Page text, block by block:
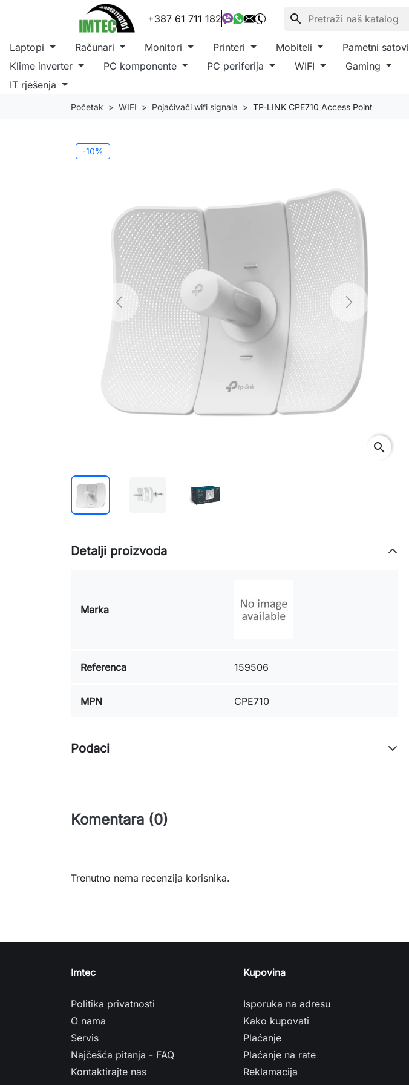
+387 61 711 182 search
Laptopi Računari Monitori Printeri Mobiteli Pametni satovi
Klime inverter
PC komponente PC periferija WIFI Gaming
IT rješenja
Početak WIFI Pojačivači wifi signala TP-LINK CPE710 Access Point
-10%
Previous Next
search
Detalji proizvoda
Marka
Referenca 159506
MPN CPE710
Podaci
Komentara (0)
Trenutno nema recenzija korisnika.
Imtec
Politika privatnosti
O nama
Servis
Najčešća pitanja - FAQ
Kontaktirajte nas
Kupovina
Isporuka na adresu
Kako kupovati
Plaćanje
Plaćanje na rate
Reklamacija